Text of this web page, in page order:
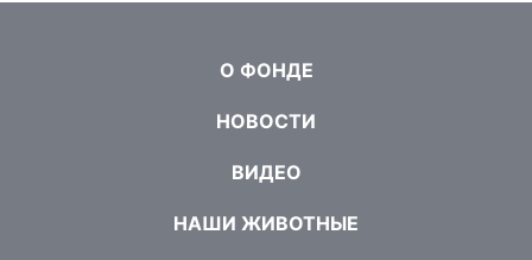
О ФОНДЕ
НОВОСТИ
ВИДЕО
НАШИ ЖИВОТНЫЕ